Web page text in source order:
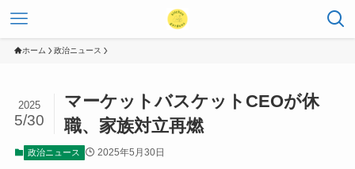
ホーム 政治ニュース
マーケットバスケットCEOが休
職、家族対立再燃
2025
5/30
政治ニュース 2025年5月30日